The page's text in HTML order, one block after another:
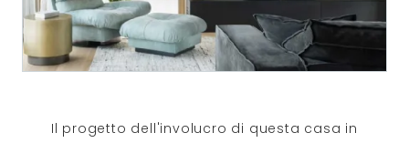
Il progetto dell'involucro di questa casa in